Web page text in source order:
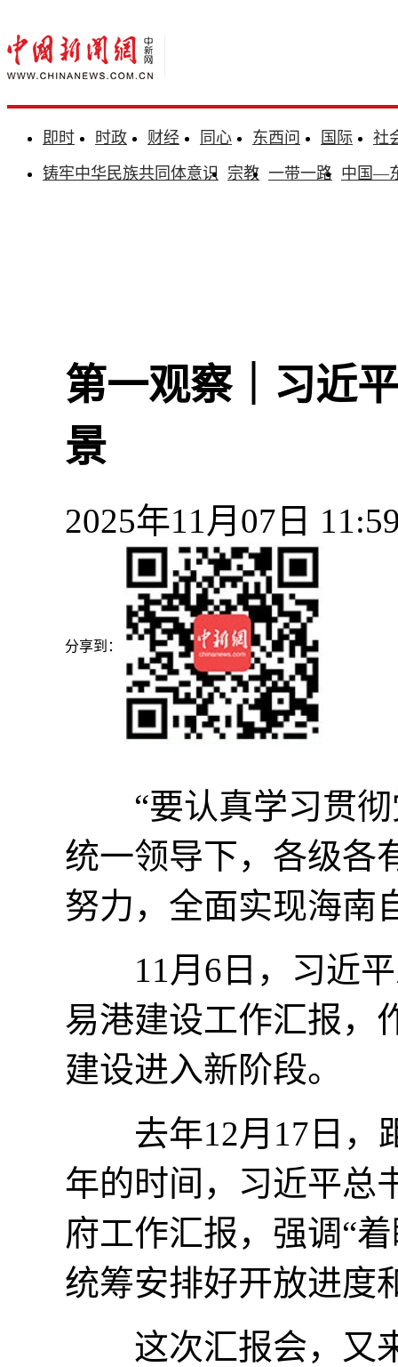
即时 时政 财经 同心 东西问 国际
社
铸牢中华民族共同体意识 宗教 一带一路 中国—
第一观察｜习近
景
2025年11月07日
分享到：
“要认真学习贯彻
统一领导下，各级各
努力，全面实现海南
11月6日，习近平
易港建设工作汇报，
建设进入新阶段。
去年12月17日，距
年的时间，习近平总
府工作汇报，强调“
统筹安排好开放进度
这次汇报会，又